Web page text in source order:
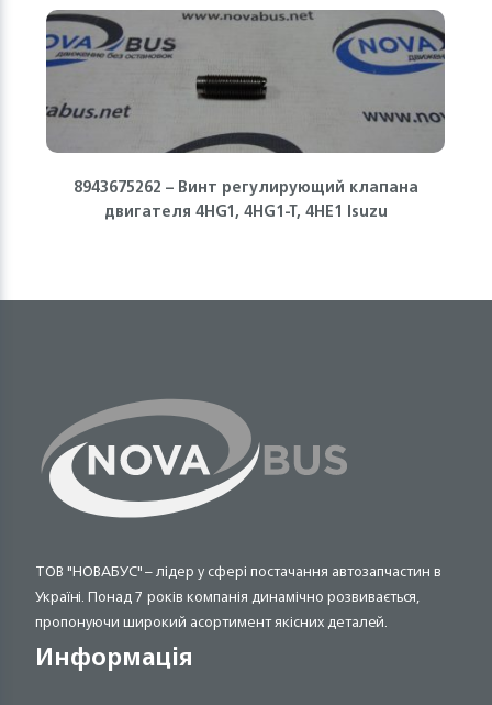
8943675262 – Винт регулирующий клапана
двигателя 4HG1, 4HG1-T, 4HE1 Isuzu
ТОВ "НОВАБУС" – лідер у сфері постачання автозапчастин в
Україні. Понад 7 років компанія динамічно розвивається,
пропонуючи широкий асортимент якісних деталей.
Информація